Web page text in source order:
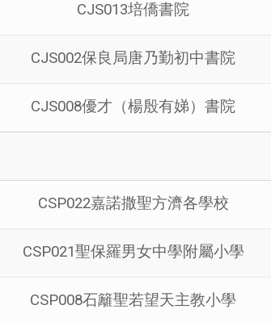
CJS013培僑書院
CJS002保良局唐乃勤初中書院
CJS008優才（楊殷有娣）書院
CSP022嘉諾撒聖方濟各學校
CSP021聖保羅男女中學附屬小學
CSP008石籬聖若望天主教小學